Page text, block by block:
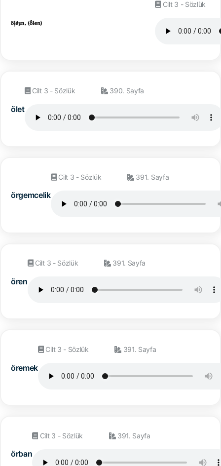
Cilt 3 - Sözlük
ölet
Cilt 3 - Sözlük 390. Sayfa
örgemcelik
Cilt 3 - Sözlük 391. Sayfa
ören
Cilt 3 - Sözlük 391. Sayfa
öremek
Cilt 3 - Sözlük 391. Sayfa
örban
Cilt 3 - Sözlük 391. Sayfa